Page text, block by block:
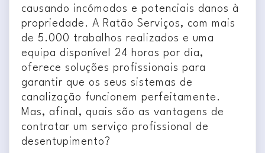
causando incómodos e potenciais danos à
propriedade. A Ratão Serviços, com mais
de 5.000 trabalhos realizados e uma
equipa disponível 24 horas por dia,
oferece soluções profissionais para
garantir que os seus sistemas de
canalização funcionem perfeitamente.
Mas, afinal, quais são as vantagens de
contratar um serviço profissional de
desentupimento?